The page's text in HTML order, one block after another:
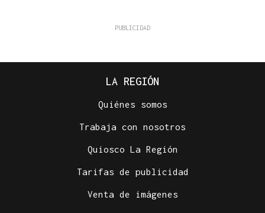
LA REGIÓN
Quiénes somos
Trabaja con nosotros
Quiosco La Región
Tarifas de publicidad
Venta de imágenes